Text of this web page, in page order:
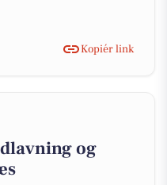
Kopiér link
og